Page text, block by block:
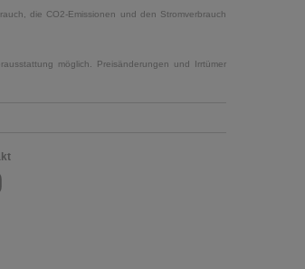
die CO2-Emissionen und den Stromverbrauch
möglich. Preisänderungen und Irrtümer